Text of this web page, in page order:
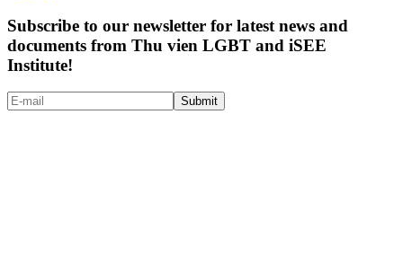
Subscribe to our newsletter for latest news and
documents from Thu vien LGBT and iSEE
Institute!
Submit